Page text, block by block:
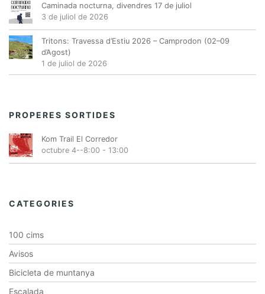
Caminada nocturna, divendres 17 de juliol
3 de juliol de 2026
Tritons: Travessa d’Estiu 2026 – Camprodon (02–09
d’Agost)
1 de juliol de 2026
PROPERES SORTIDES
Kom Trail El Corredor
octubre 4--8:00 - 13:00
CATEGORIES
100 cims
Avisos
Bicicleta de muntanya
Escalada